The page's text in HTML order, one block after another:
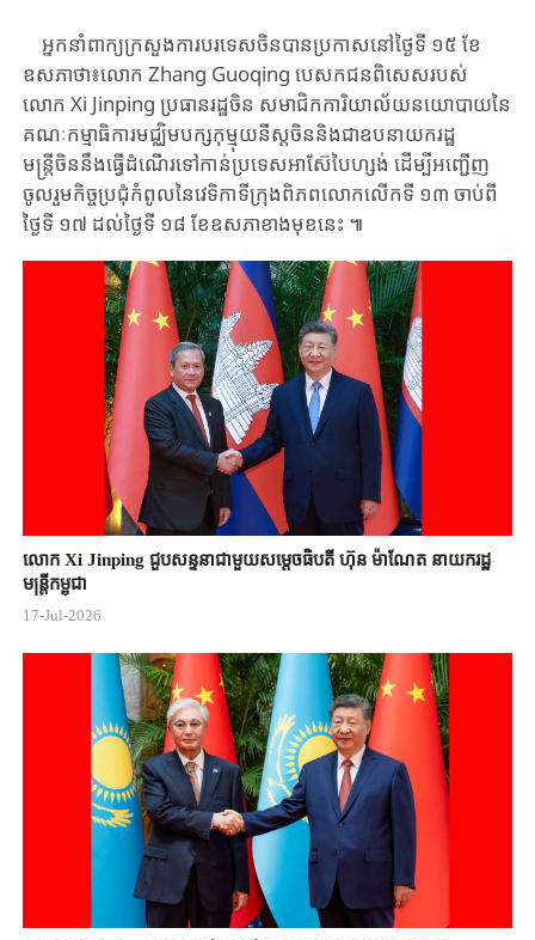
អ្នកនាំពាក្យក្រសួងការបរទេសចិន​បានប្រកាសនៅថ្ងៃទី ​១៥ ​ខែ
ឧសភា​ថា៖​លោក ​Zhang ​Guoqing ​បេសកជនពិសេស​របស់​
លោក ​Xi ​Jinping ​ប្រធានរដ្ឋចិន ​សមាជិក​ការិយា​ល័យ​នយោបាយ​នៃ​
គណៈកម្មាធិការមជ្ឈិមបក្សកុម្មុយនីស្តចិន​និងជា​ឧបនាយក​រដ្ឋ
មន្ត្រីចិន​នឹង​ធ្វើដំណើរ​ទៅកាន់​ប្រទេស​អាស៊ែបៃហ្សង់ ​ដើម្បី​អញ្ជើញ​
ចូលរួម​កិច្ចប្រជុំ​កំពូល​នៃ​វេទិកា​ទី​ក្រុង​ពិភពលោក​លើកទី ​១៣ ​ចាប់ពី
ថ្ងៃទី ​១៧ ​ដល់ថ្ងៃទី ​១៨ ​ខែ​ឧសភា​ខាង​មុខ​នេះ ៕
លោក Xi Jinping ជួបសន្ទនាជាមួយសម្តេចធិបតី ហ៊ុន ម៉ាណែត នាយករដ្ឋ
មន្ត្រីកម្ពុជា
17-Jul-2026